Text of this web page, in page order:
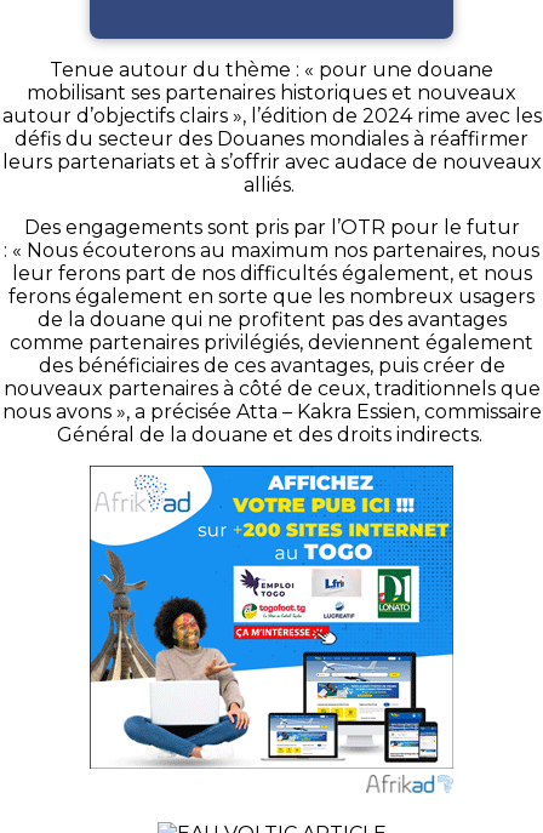
Tenue autour du thème : « pour une douane
mobilisant ses partenaires historiques et nouveaux
autour d’objectifs clairs », l’édition de 2024 rime avec les
défis du secteur des Douanes mondiales à réaffirmer
leurs partenariats et à s’offrir avec audace de nouveaux
alliés.
Des engagements sont pris par l’OTR pour le futur
: « Nous écouterons au maximum nos partenaires, nous
leur ferons part de nos difficultés également, et nous
ferons également en sorte que les nombreux usagers
de la douane qui ne profitent pas des avantages
comme partenaires privilégiés, deviennent également
des bénéficiaires de ces avantages, puis créer de
nouveaux partenaires à côté de ceux, traditionnels que
nous avons », a précisée Atta – Kakra Essien, commissaire
Général de la douane et des droits indirects.